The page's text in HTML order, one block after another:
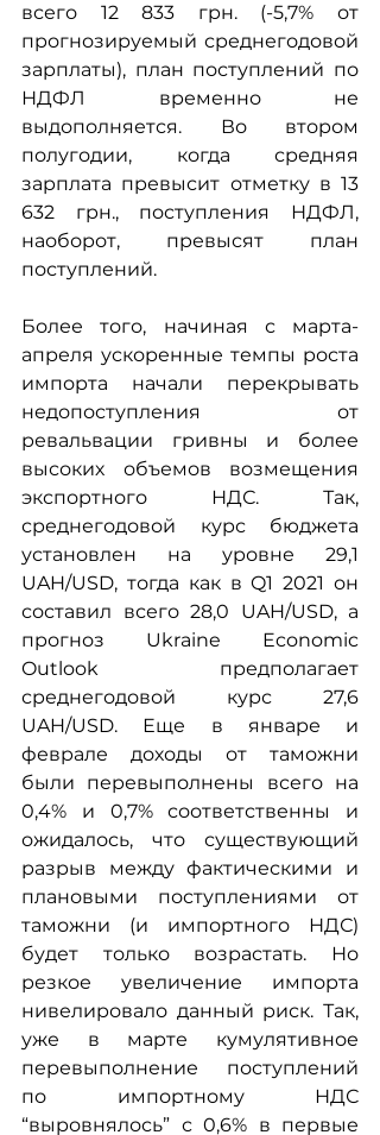
всего 12 833 грн. (-5,7% от
прогнозируемый среднегодовой
зарплаты), план поступлений по
НДФЛ временно не
выдополняется. Во втором
полугодии, когда средняя
зарплата превысит отметку в 13
632 грн., поступления НДФЛ,
наоборот, превысят план
поступлений.
Более того, начиная с марта-
апреля ускоренные темпы роста
импорта начали перекрывать
недопоступления от
ревальвации гривны и более
высоких объемов возмещения
экспортного НДС. Так,
среднегодовой курс бюджета
установлен на уровне 29,1
UAH/USD, тогда как в Q1 2021 он
составил всего 28,0 UAH/USD, а
прогноз Ukraine Economic
Outlook предполагает
среднегодовой курс 27,6
UAH/USD. Еще в январе и
феврале доходы от таможни
были перевыполнены всего на
0,4% и 0,7% соответственны и
ожидалось, что существующий
разрыв между фактическими и
плановыми поступлениями от
таможни (и импортного НДС)
будет только возрастать. Но
резкое увеличение импорта
нивелировало данный риск. Так,
уже в марте кумулятивное
перевыполнение поступлений
по импортному НДС
“выровнялось” с 0,6% в первые